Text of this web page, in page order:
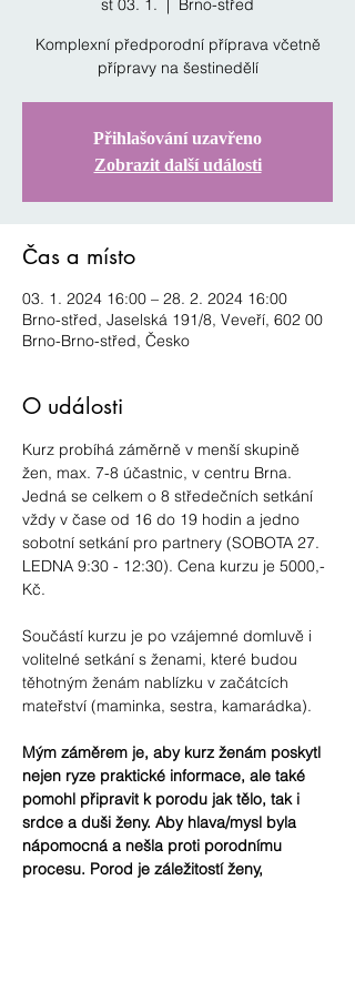
st 03. 1.
  |
Brno-střed
Komplexní předporodní příprava včetně
přípravy na šestinedělí
Přihlašování uzavřeno
Zobrazit další události
Čas a místo
03. 1. 2024 16:00 – 28. 2. 2024 16:00
Brno-střed, Jaselská 191/8, Veveří, 602 00
Brno-Brno-střed, Česko
O události
Kurz probíhá záměrně v menší skupině
žen, max. 7-8 účastnic, v centru Brna.
Jedná se celkem o 8 středečních setkání
vždy v čase od 16 do 19 hodin a jedno
sobotní setkání pro partnery (SOBOTA 27.
LEDNA 9:30 - 12:30). Cena kurzu je 5000,-
Kč.
Součástí kurzu je po vzájemné domluvě i
volitelné setkání s ženami, které budou
těhotným ženám nablízku v začátcích
mateřství (maminka, sestra, kamarádka).
Mým záměrem je, aby kurz ženám poskytl
nejen ryze praktické informace, ale také
pomohl připravit k porodu jak tělo, tak i
srdce a duši ženy. Aby hlava/mysl byla
nápomocná a nešla proti porodnímu
procesu. Porod je záležitostí ženy,